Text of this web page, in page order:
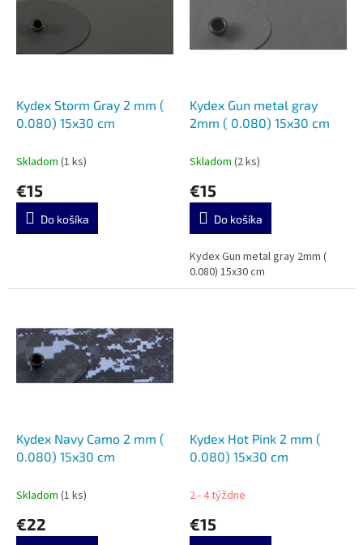
p
Kydex Storm Gray 2 mm (
0.080) 15x30 cm
Skladom (1 ks)
€15
Do košíka
Kydex Gun metal gray
2mm ( 0.080) 15x30 cm
Skladom (2 ks)
€15
Do košíka
Kydex Gun metal gray 2mm (
0.080) 15x30 cm
Kydex Navy Camo 2 mm (
0.080) 15x30 cm
Skladom (1 ks)
€22
Kydex Hot Pink 2 mm (
0.080) 15x30 cm
2 - 4 týždne
€15